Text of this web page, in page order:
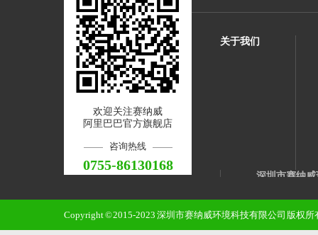
欢迎关注赛纳威
阿里巴巴官方旗舰店
咨询热线
0755-86130168
关于我们
深圳市赛纳
邮 箱：
手 机：
Copyright © 2015-2023 深圳市赛纳威环境科技有限公司 版权